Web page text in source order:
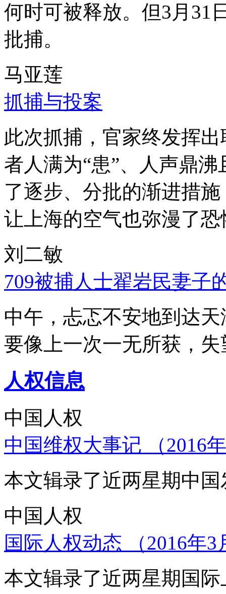
何时可被释放。但3月31
批捕。
马亚莲
抓捕与投案
此次抓捕，官家终发挥
者人满为“患”、人声鼎
了逐步、分批的渐进措
让上海的空气也弥漫了
刘二敏
709被捕人士翟岩民妻子
中午，忐忑不安地到达
要像上一次一无所获，
人权信息
中国人权
中国维权大事记 （2016
本文辑录了近两星期中
中国人权
国际人权动态 （2016年
本文辑录了近两星期国